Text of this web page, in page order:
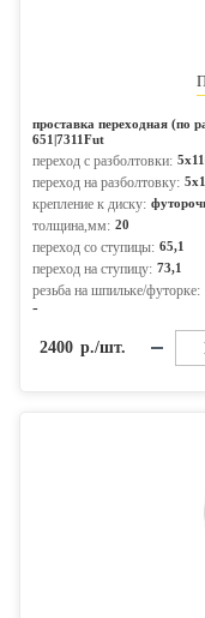
проставка переходная (по
651|7311Fut
переход с разболтовки:
переход на разболтовку:
крепление к диску:
толщина,мм: 20
переход со ступицы: 65,1
переход на ступицу: 73,1
резьба на шпильке/футорке:
-
2400 р./шт.